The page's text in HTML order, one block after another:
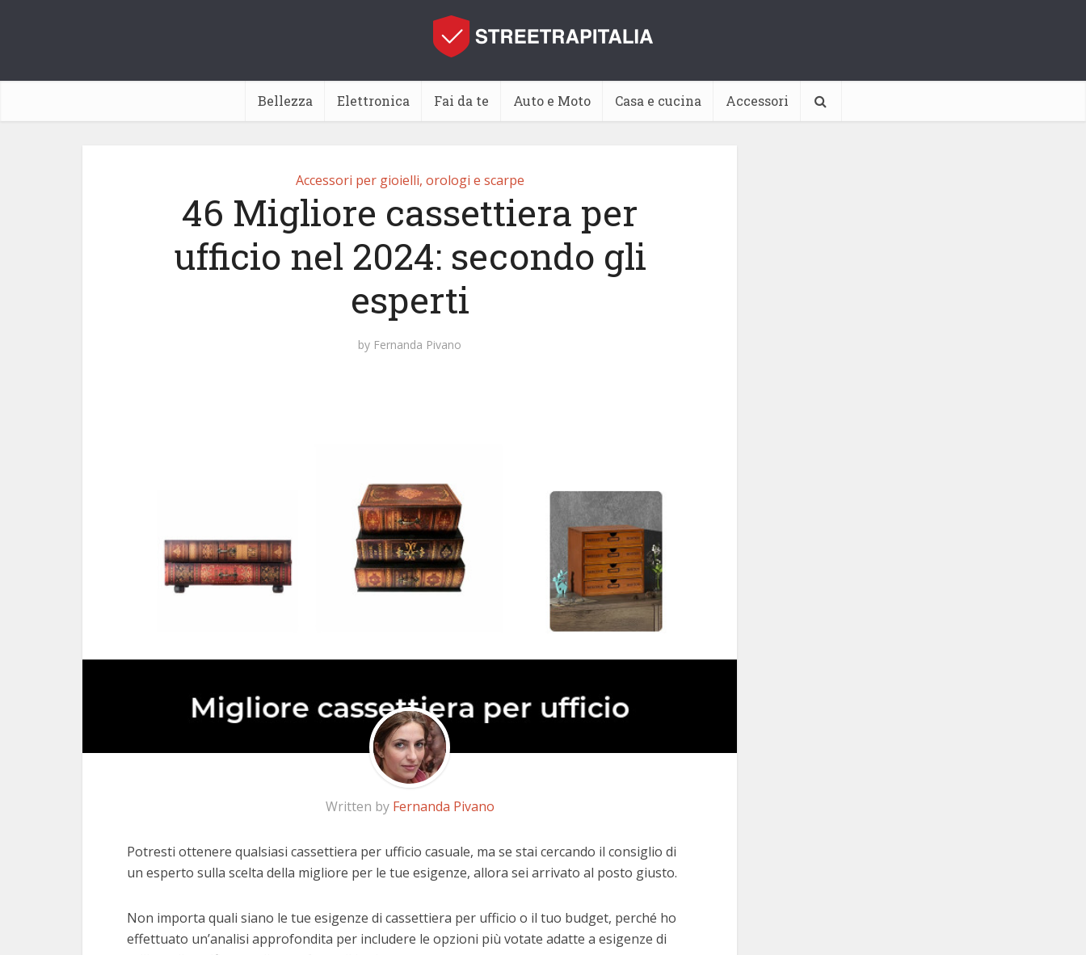
Bellezza Elettronica Fai da te Auto e Moto Casa e cucina Accessori
Accessori per gioielli, orologi e scarpe
46 Migliore cassettiera per
ufficio nel 2024: secondo gli
esperti
by Fernanda Pivano
Written by Fernanda Pivano
Potresti ottenere qualsiasi cassettiera per ufficio casuale, ma se stai cercando il consiglio di
un esperto sulla scelta della migliore per le tue esigenze, allora sei arrivato al posto giusto.
Non importa quali siano le tue esigenze di cassettiera per ufficio o il tuo budget, perché ho
effettuato un’analisi approfondita per includere le opzioni più votate adatte a esigenze di